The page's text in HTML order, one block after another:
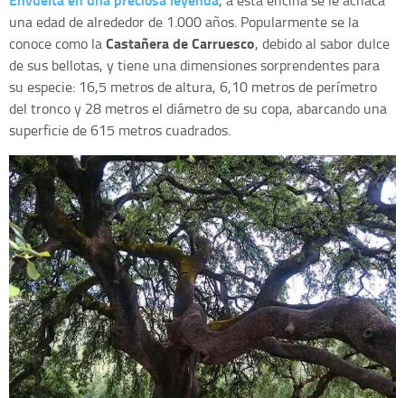
una edad de alrededor de 1.000 años. Popularmente se la
conoce como laCastañera de Carruesco, debido al sabor dulce
de sus bellotas, y tiene una dimensiones sorprendentes para
su especie: 16,5 metros de altura, 6,10 metros de perímetro
del tronco y 28 metros el diámetro de su copa, abarcando una
superficie de 615 metros cuadrados.